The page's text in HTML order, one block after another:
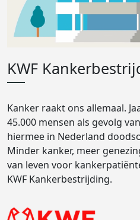
KWF
Kanker raakt ons allemaal.
45.000 mensen als gevolg
hiermee in Nederland
Minder kanker, meer
van leven voor
KWF Kankerbestrijding.